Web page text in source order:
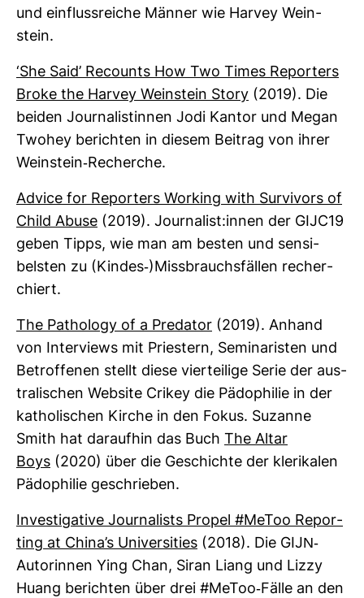
und ein­fluss­reiche Männer wie Harvey Wein­
stein.
‘She Said’ Recounts How Two Times Repor­ters
Broke the Harvey Wein­stein Story (2019). Die
beiden Jour­na­lis­tinnen Jodi Kantor und Megan
Twohey berichten in diesem Bei­trag von ihrer
Wein­stein-​Recherche.
Advice for Repor­ters Working with Sur­vi­vors of
Child Abuse (2019). Jour­na­list:innen der GIJC19
geben Tipps, wie man am besten und sen­si­
belsten zu (Kindes-​)Miss­brauchs­fällen recher­
chiert.
The Patho­logy of a Pre­dator (2019). Anhand
von Inter­views mit Pries­tern, Semi­na­risten und
Betrof­fenen stellt diese vier­tei­lige Serie der aus­
tra­li­schen Web­site Crikey die Pädo­philie in der
katho­li­schen Kirche in den Fokus. Suzanne
Smith hat dar­aufhin das Buch The Altar
Boys (2020) über die Geschichte der kle­ri­kalen
Pädo­philie geschrieben.
Inves­ti­ga­tive Jour­na­lists Propel #MeToo Repor­
ting at China’s Uni­ver­si­ties (2018). Die GIJN-​
Autorinnen Ying Chan, Siran Liang und Lizzy
Huang berichten über drei #MeToo-​Fälle an den